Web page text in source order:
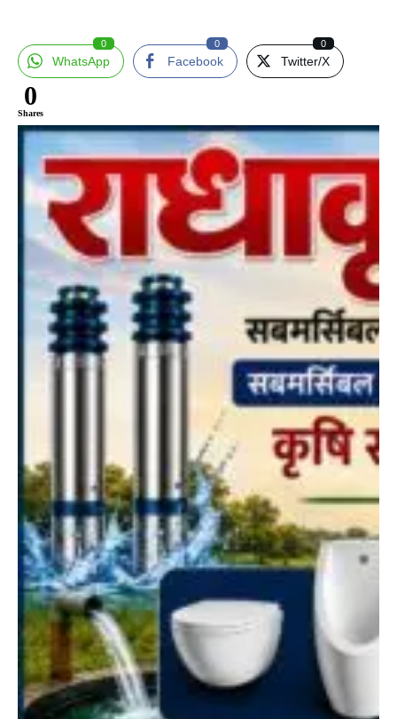
WhatsApp
0
Facebook
0
Twitter/X
0
0
Shares